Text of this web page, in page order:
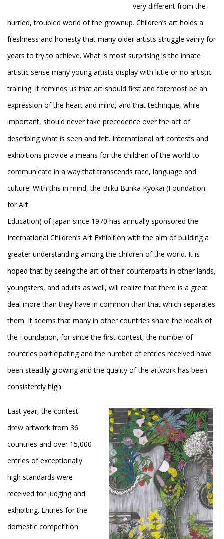
very different from the
hurried, troubled world of the grownup. Children’s art holds a
freshness and honesty that many older artists struggle vainly for
years to try to achieve. What is most surprising is the innate
artistic sense many young artists display with little or no artistic
training. It reminds us that art should first and foremost be an
expression of the heart and mind, and that technique, while
important, should never take precedence over the act of
describing what is seen and felt. International art contests and
exhibitions provide a means for the children of the world to
communicate in a way that transcends race, language and
culture. With this in mind, the Biiku Bunka Kyokai (Foundation
for Art
Education) of Japan since 1970 has annually sponsored the
International Children’s Art Exhibition with the aim of building a
greater understanding among the children of the world. It is
hoped that by seeing the art of their counterparts in other lands,
youngsters, and adults as well, will realize that there is a great
deal morethan they have in common than that which separates
them. It seems that many in other countries share the ideals of
the Foundation, for since the first contest, the number of
countries participating and the number of entries received have
been steadily growing and the quality of the artwork has been
consistently high.
Last year, the contest
drew artwork from 36
countries and over 15,000
entries of exceptionally
high standards were
received for judging and
exhibiting. Entries for the
domestic competition